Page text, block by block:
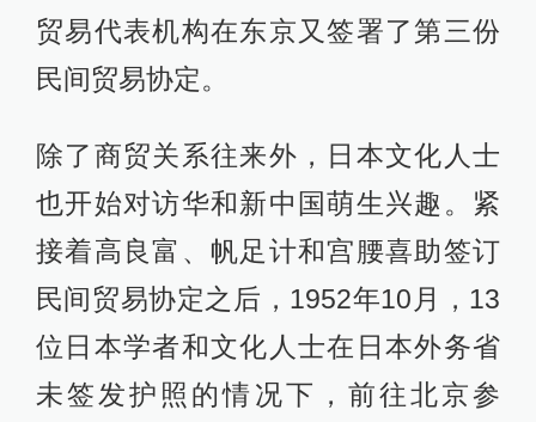
贸易代表机构在东京又签署了第三份
民间贸易协定。
除了商贸关系往来外，日本文化人士
也开始对访华和新中国萌生兴趣。紧
接着高良富、帆足计和宫腰喜助签订
民间贸易协定之后，1952年10月，13
位日本学者和文化人士在日本外务省
未签发护照的情况下，前往北京参